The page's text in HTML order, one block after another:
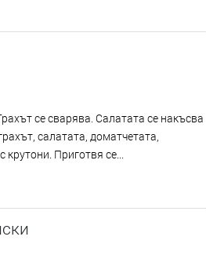
се сварява. Салатата се накъсва
салатата, доматчетата,
крутони. Приготвя се...